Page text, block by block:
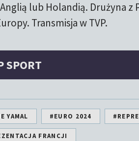
lub Holandią. Drużyna z
Transmisja w TVP.
SPORT
YAMAL #EURO 2024
FRANCJI